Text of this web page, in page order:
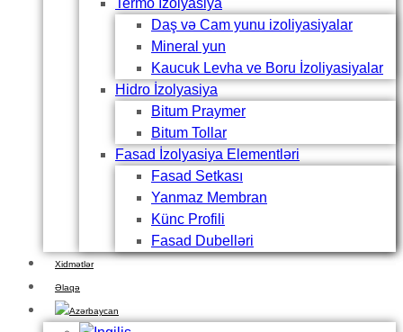
Termo İzolyasiya
Daş və Cam yunu izoliyasiyalar
Mineral yun
Kaucuk Levha ve Boru İzoliyasiyalar
Hidro İzolyasiya
Bitum Praymer
Bitum Tollar
Fasad İzolyasiya Elementləri
Fasad Setkası
Yanmaz Membran
Künc Profili
Fasad Dubelləri
Xidmətlər
Əlaqə